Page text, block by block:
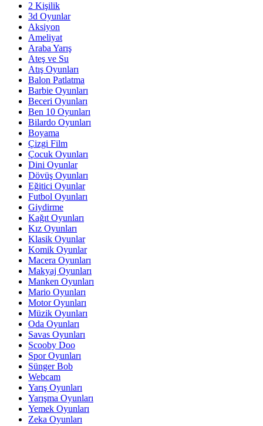
2 Kişilik
3d Oyunlar
Aksiyon
Ameliyat
Araba Yarış
Ateş ve Su
Atış Oyunları
Balon Patlatma
Barbie Oyunları
Beceri Oyunları
Ben 10 Oyunları
Bilardo Oyunları
Boyama
Çizgi Film
Çocuk Oyunları
Dini Oyunlar
Dövüş Oyunları
Eğitici Oyunlar
Futbol Oyunları
Giydirme
Kağıt Oyunları
Kız Oyunları
Klasik Oyunlar
Komik Oyunlar
Macera Oyunları
Makyaj Oyunları
Manken Oyunları
Mario Oyunları
Motor Oyunları
Müzik Oyunları
Oda Oyunları
Savas Oyunları
Scooby Doo
Spor Oyunları
Sünger Bob
Webcam
Yarış Oyunları
Yarışma Oyunları
Yemek Oyunları
Zeka Oyunları